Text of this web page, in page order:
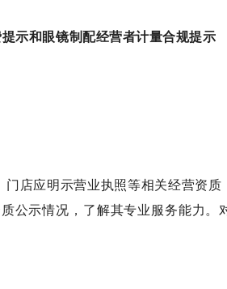
示和眼镜制配经营者计量合规提示
店应明示营业执照等相关经营资
公示情况，了解其专业服务能力。